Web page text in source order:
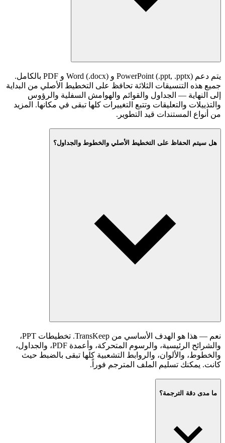
يتم دعم PowerPoint (.ppt, .pptx) و Word (.docx) و PDF بالكامل.
جميع هذه التنسيقات الثلاثة تحافظ على التخطيط الأصلي من البداية
إلى النهاية — الجداول والقوائم والهوامش السفلية والرؤوس
والتذييلات والتعليقات وتتبع التغييرات كلها تبقى في مكانها. المزيد
من أنواع المستندات قيد التطوير.
هل سيتم الحفاظ على التخطيط الأصلي والخطوط والجداول؟
نعم — هذا هو الهدف الأساسي من TransKeep. تخطيطات PPT،
والشرائح الرئيسية، والرسوم المتحركة، وأعمدة PDF، والجداول،
والخطوط، والألوان، والروابط التشعبية كلها تبقى بالضبط حيث
كانت. يمكنك تسليم الملف المترجم فوراً.
ما مدى دقة الترجمة؟